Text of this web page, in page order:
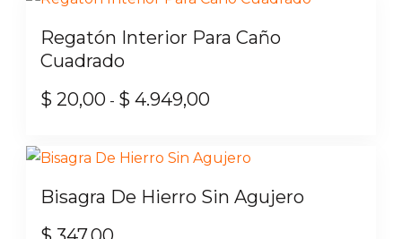
Regatón Interior Para Caño
Cuadrado
$ 20,00 - $ 4.949,00Rango
precios:
$ 20,00
producto
múltiples
variantes.
Bisagra De Hierro Sin Agujero